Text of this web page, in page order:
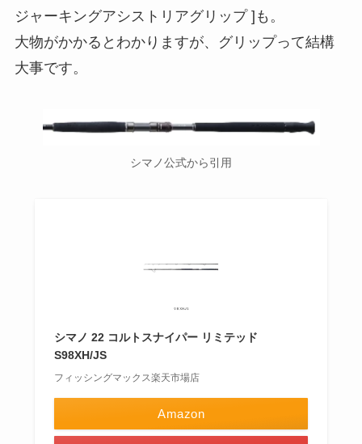
ジャーキングアシストリアグリップ ]も。
大物がかかるとわかりますが、グリップって結構
大事です。
シマノ公式から引用
シマノ 22 コルトスナイパー リミテッド
S98XH/JS
フィッシングマックス楽天市場店
Amazon